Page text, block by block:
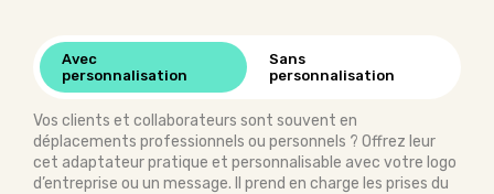
Avec
personnalisation
Sans
personnalisation
Vos clients et collaborateurs sont souvent en
déplacements professionnels ou personnels ? Offrez leur
cet adaptateur pratique et personnalisable avec votre logo
d’entreprise ou un message. Il prend en charge les prises du